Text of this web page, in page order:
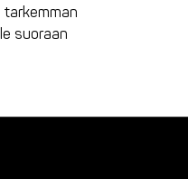
suoraan